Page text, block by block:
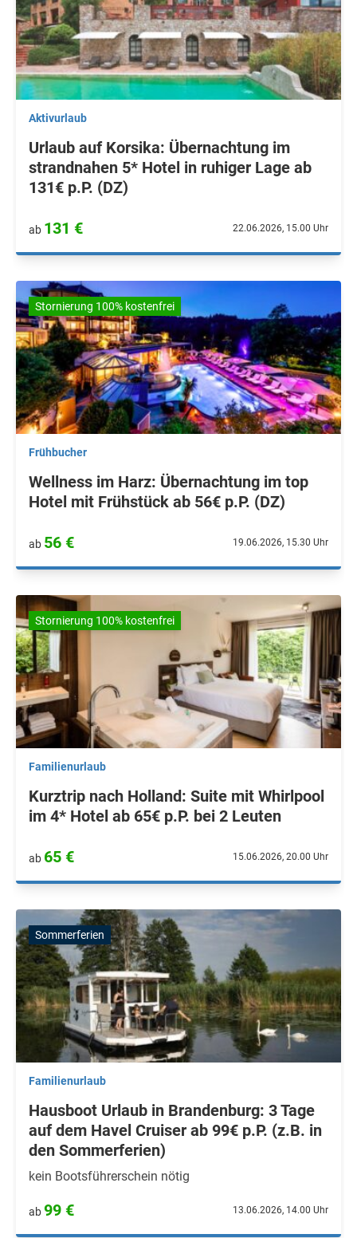
Aktivurlaub
Urlaub auf Korsika: Übernachtung im
strandnahen 5* Hotel in ruhiger Lage ab
131€ p.P. (DZ)
ab 131 € 22.06.2026, 15.00 Uhr
Stornierung 100% kostenfrei
Frühbucher
Wellness im Harz: Übernachtung im top
Hotel mit Frühstück ab 56€ p.P. (DZ)
ab 56 € 19.06.2026, 15.30 Uhr
Stornierung 100% kostenfrei
Familienurlaub
Kurztrip nach Holland: Suite mit Whirlpool
im 4* Hotel ab 65€ p.P. bei 2 Leuten
ab 65 € 15.06.2026, 20.00 Uhr
Sommerferien
Familienurlaub
Hausboot Urlaub in Brandenburg: 3 Tage
auf dem Havel Cruiser ab 99€ p.P. (z.B. in
den Sommerferien)
kein Bootsführerschein nötig
ab99 € 13.06.2026, 14.00 Uhr